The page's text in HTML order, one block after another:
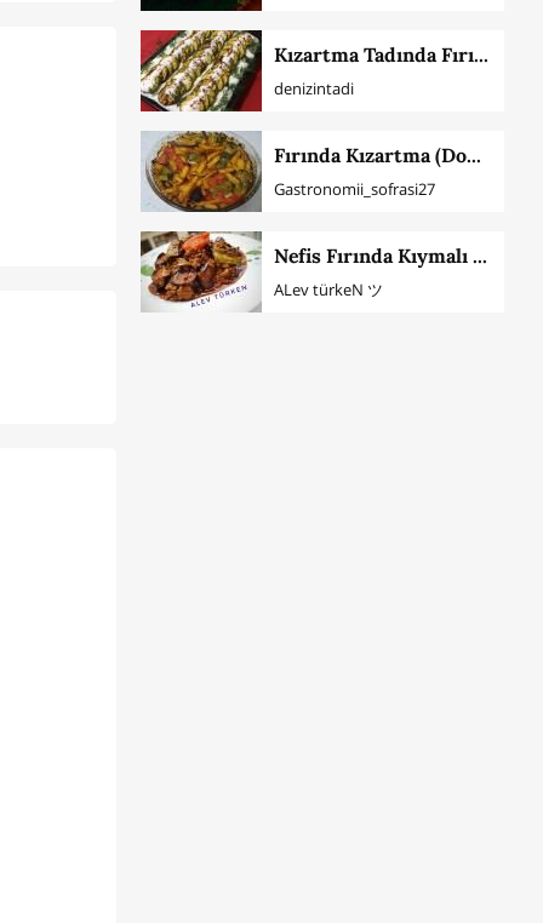
Kızartma Tadında Fırında Kabak
denizintadi
Fırında Kızartma (Domates, Biber Patlıcan)
Gastronomii_sofrasi27
Nefis Fırında Kıymalı Patlıcan Musakka (Lokanta Usulü)
ALev türkeN ツ